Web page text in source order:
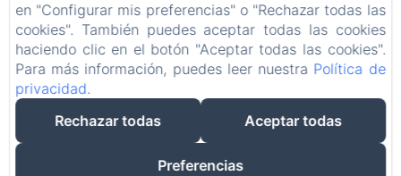
en "Configurar mis preferencias" o "Rechazar todas las
cookies". También puedes aceptar todas las cookies
haciendo clic en el botón "Aceptar todas las cookies".
Para más información, puedes leer nuestra Política de
privacidad.
Rechazar todas
Aceptar todas
Preferencias